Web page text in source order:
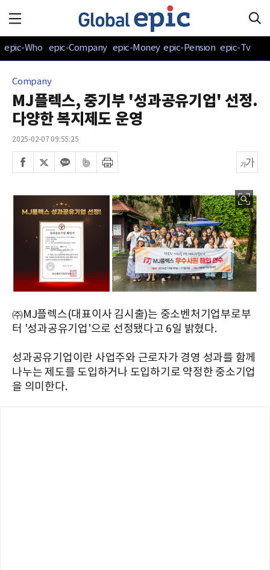
epic-Who epic-Company epic-Money epic-Pension epic-Tv
Company
MJ플렉스, 중기부 '성과공유기업' 선정.
다양한 복지제도 운영
2025-02-07 09:55:25
㈜MJ플렉스(대표이사 김시출)는 중소벤처기업부로부
터 '성과공유기업'으로 선정됐다고 6일 밝혔다.
성과공유기업이란 사업주와 근로자가 경영 성과를 함께
나누는 제도를 도입하거나 도입하기로 약정한 중소기업
을 의미한다.